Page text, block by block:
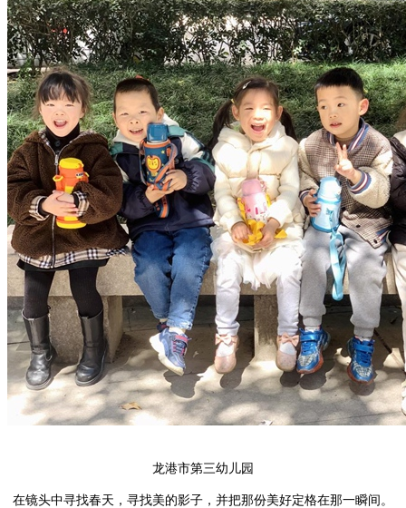
龙港市第三幼儿园
在镜头中寻找春天，寻找美的影子，并把那份美好定格在那一瞬间。